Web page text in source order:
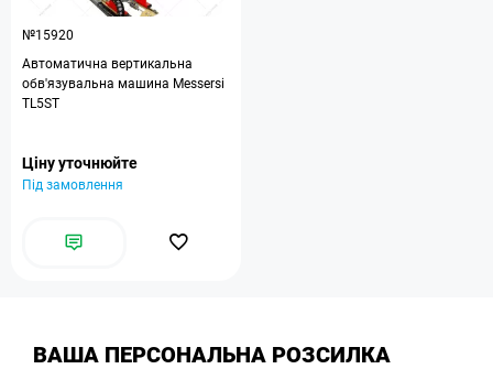
№15920
Автоматична вертикальна
обв'язувальна машина Messersi
TL5ST
Ціну уточнюйте
Під замовлення
ВАША ПЕРСОНАЛЬНА РОЗСИЛКА